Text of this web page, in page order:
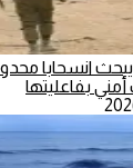
انسحابا
بفاعليتها